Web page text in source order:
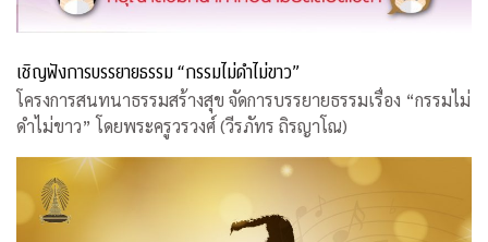
เชิญฟังการบรรยายธรรม “กรรมไม่ดำไม่ขาว”
โครงการสนทนาธรรมสร้างสุข จัดการบรรยายธรรมเรื่อง “กรรมไม่
ดำไม่ขาว” โดยพระครูวรวงศ์ (วีรภัทร ถิรญาโณ)